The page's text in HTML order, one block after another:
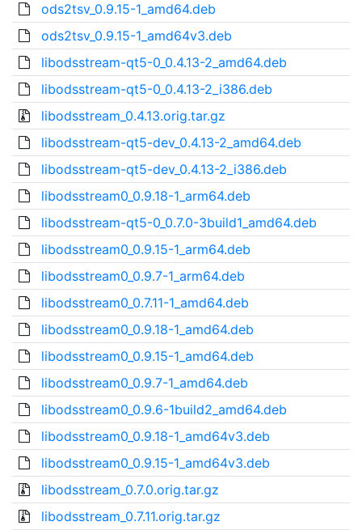
ods2tsv_0.9.15-1_amd64.deb
ods2tsv_0.9.15-1_amd64v3.deb
libodsstream-qt5-0_0.4.13-2_amd64.deb
libodsstream-qt5-0_0.4.13-2_i386.deb
libodsstream_0.4.13.orig.tar.gz
libodsstream-qt5-dev_0.4.13-2_amd64.deb
libodsstream-qt5-dev_0.4.13-2_i386.deb
libodsstream0_0.9.18-1_arm64.deb
libodsstream-qt5-0_0.7.0-3build1_amd64.deb
libodsstream0_0.9.15-1_arm64.deb
libodsstream0_0.9.7-1_arm64.deb
libodsstream0_0.7.11-1_amd64.deb
libodsstream0_0.9.18-1_amd64.deb
libodsstream0_0.9.15-1_amd64.deb
libodsstream0_0.9.7-1_amd64.deb
libodsstream0_0.9.6-1build2_amd64.deb
libodsstream0_0.9.18-1_amd64v3.deb
libodsstream0_0.9.15-1_amd64v3.deb
libodsstream_0.7.0.orig.tar.gz
libodsstream_0.7.11.orig.tar.gz